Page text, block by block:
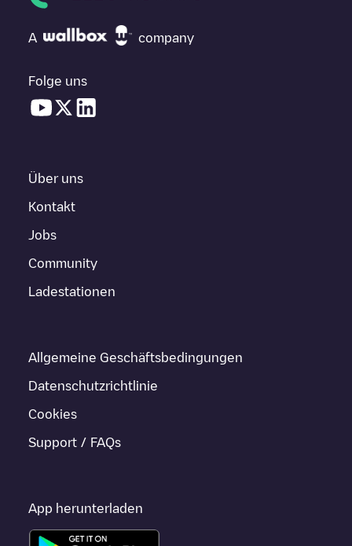
A company
Folge uns
Über uns
Kontakt
Jobs
Community
Ladestationen
Allgemeine Geschäftsbedingungen
Datenschutzrichtlinie
Cookies
Support / FAQs
App herunterladen